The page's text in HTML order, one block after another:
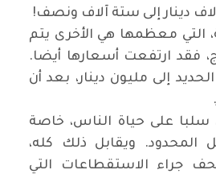
دينار إلى ستة آلاف ونصف!
التي معظمها هي الأخرى يتم
فقد ارتفعت أسعارها أيضا.
إلى مليون دينار، بعد أن
.
على حياة الناس، خاصة
المحدود. ويقابل ذلك كله،
جراء الاستقطاعات التي